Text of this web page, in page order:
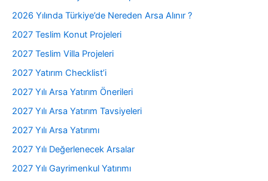
2026 Yılında Türkiye’de Nereden Arsa Alınır ?
2027 Teslim Konut Projeleri
2027 Teslim Villa Projeleri
2027 Yatırım Checklist’i
2027 Yılı Arsa Yatırım Önerileri
2027 Yılı Arsa Yatırım Tavsiyeleri
2027 Yılı Arsa Yatırımı
2027 Yılı Değerlenecek Arsalar
2027 Yılı Gayrimenkul Yatırımı